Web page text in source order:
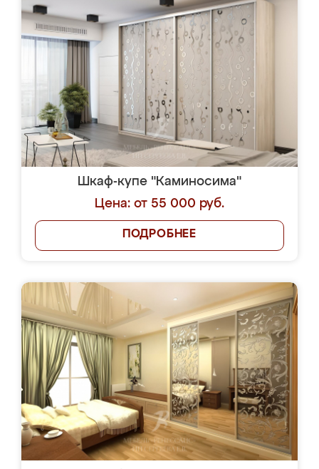
Шкаф-купе "Каминосима"
Цена: от 55 000 руб.
ПОДРОБНЕЕ